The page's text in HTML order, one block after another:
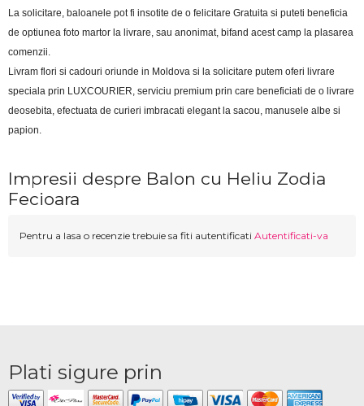
La solicitare, baloanele pot fi insotite de o felicitare Gratuita si puteti beneficia
de optiunea foto martor la livrare, sau anonimat, bifand acest camp la plasarea
comenzii.
Livram flori si cadouri oriunde in Moldova si la solicitare putem oferi livrare
speciala prin LUXCOURIER, serviciu premium prin care beneficiati de o livrare
deosebita, efectuata de curieri imbracati elegant la sacou, manusele albe si
papion.
Impresii despre Balon cu Heliu Zodia
Fecioara
Pentru a lasa o recenzie trebuie sa fiti autentificati Autentificati-va
Plati sigure prin